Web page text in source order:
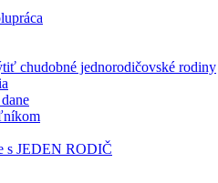
chudobné jednorodičovské rodiny
s JEDEN RODIČ